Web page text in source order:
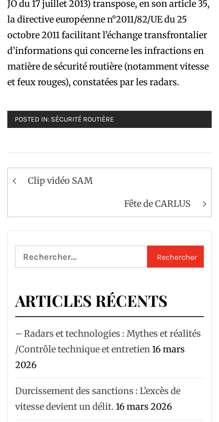
JO du 17 juillet 2013) transpose, en son article 35,
la directive européenne n°2011/82/UE du 25
octobre 2011 facilitant l’échange transfrontalier
d’informations qui concerne les infractions en
matière de sécurité routière (notamment vitesse
et feux rouges), constatées par les radars.
POSTED IN: SÉCURITÉ ROUTIÈRE
Navigation
Clip vidéo SAM
Fête de CARLUS
Rechercher :
ARTICLES RÉCENTS
– Radars et technologies : Mythes et réalités
/Contrôle technique et entretien16 mars
2026
Durcissement des sanctions : L’excès de
vitesse devient un délit. 16 mars 2026